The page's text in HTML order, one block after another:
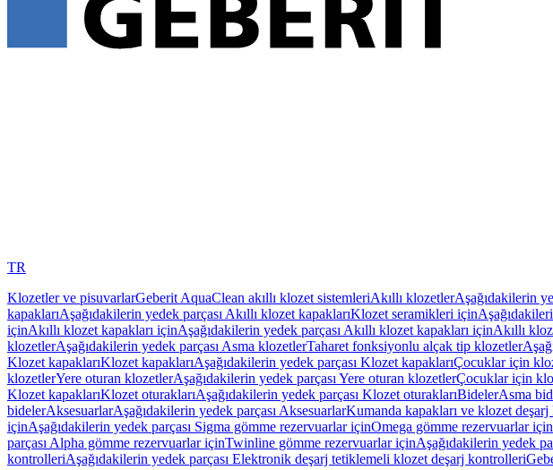
TR
Klozetler ve pisuvarlarGeberit AquaClean akıllı klozet sistemleriAkıllı klozetlerAşağıdakilerin
kapaklarıAşağıdakilerin yedek parçası Akıllı klozet kapaklarıKlozet seramikleri için
içinAkıllı klozet kapakları içinAşağıdakilerin yedek parçası Akıllı klozet kapakları içinAkıllı
klozetlerAşağıdakilerin yedek parçası Asma klozetlerTaharet fonksiyonlu alçak tip klozetler
Klozet kapaklarıKlozet kapaklarıAşağıdakilerin yedek parçası Klozet kapaklarıÇocuklar için
klozetlerYere oturan klozetlerAşağıdakilerin yedek parçası Yere oturan klozetlerÇocuklar için
Klozet kapaklarıKlozet oturaklarıAşağıdakilerin yedek parçası Klozet oturaklarıBidelerAsma
bidelerAksesuarlarAşağıdakilerin yedek parçası AksesuarlarKumanda kapakları ve klozet
içinAşağıdakilerin yedek parçası Sigma gömme rezervuarlar içinOmega gömme rezervuarlar için
parçası Alpha gömme rezervuarlar içinTwinline gömme rezervuarlar içinAşağıdakilerin yedek
kontrolleriAşağıdakilerin yedek parçası Elektronik deşarj tetiklemeli klozet deşarj kontrolleri